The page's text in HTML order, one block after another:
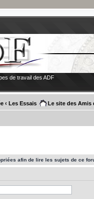
de travail des ADF
‹ Les Essais Le site des Amis
afin de lire les sujets de ce